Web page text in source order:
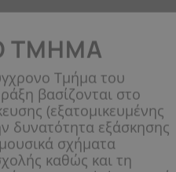
ΤΜΉΜΑ
Τμήμα του
βασίζονται στο
(εξατομικευμένης
δυνατότητα εξάσκησης
σχήματα
καθώς και τη
και workshops από